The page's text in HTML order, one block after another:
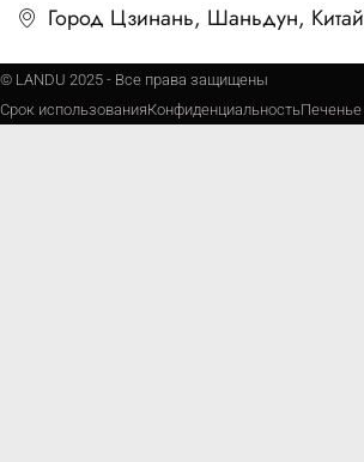
Город Цзинань, Шаньдун, Китай
© LANDU 2025 - Все права защищены
Срок использованияКонфиденциальностьПеченье